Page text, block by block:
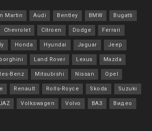
Martin Audi Bentley BMW Bugatti
Chevrolet Citroen Dodge Ferrari
Honda Hyundai Jaguar Jeep
Land Rover Lexus Mazda
Benz Mitsubishi Nissan Opel
Renault Rolls-Royce Skoda Suzuki
Volkswagen Volvo ВАЗ Видео